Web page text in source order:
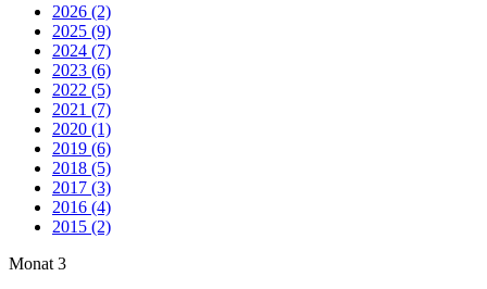
2026 (2)
2025 (9)
2024 (7)
2023 (6)
2022 (5)
2021 (7)
2020 (1)
2019 (6)
2018 (5)
2017 (3)
2016 (4)
2015 (2)
Monat 3